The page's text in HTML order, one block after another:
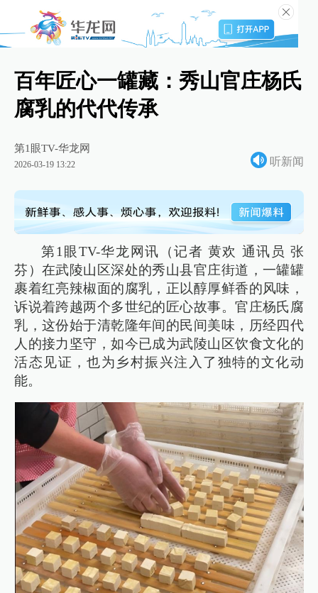
百年匠心一罐藏：秀山官庄杨氏
腐乳的代代传承
第1眼TV-华龙网
2026-03-19 13:22 听新闻
第1眼TV-华龙网讯（记者 黄欢 通讯员 张
芬）在武陵山区深处的秀山县官庄街道，一罐罐
裹着红亮辣椒面的腐乳，正以醇厚鲜香的风味，
诉说着跨越两个多世纪的匠心故事。官庄杨氏腐
乳，这份始于清乾隆年间的民间美味，历经四代
人的接力坚守，如今已成为武陵山区饮食文化的
活态见证，也为乡村振兴注入了独特的文化动
能。